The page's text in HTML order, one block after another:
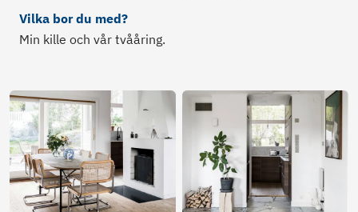
Vilka bor du med?
Min kille och vår tvååring.